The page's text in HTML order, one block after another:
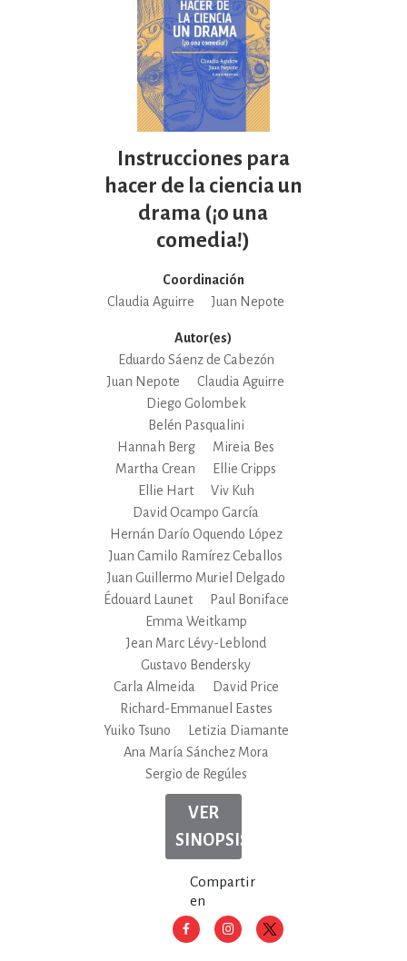
Instrucciones para
hacer de la ciencia un
drama (¡o una
comedia!)
Coordinación
Claudia Aguirre
Juan Nepote
Autor(es)
Eduardo Sáenz de Cabezón
Juan Nepote
Claudia Aguirre
Diego Golombek
Belén Pasqualini
Hannah Berg
Mireia Bes
Martha Crean
Ellie Cripps
Ellie Hart
Viv Kuh
David Ocampo García
Hernán Darío Oquendo López
Juan Camilo Ramírez Ceballos
Juan Guillermo Muriel Delgado
Édouard Launet
Paul Boniface
Emma Weitkamp
Jean Marc Lévy-Leblond
Gustavo Bendersky
Carla Almeida
David Price
Richard-Emmanuel Eastes
Yuiko Tsuno
Letizia Diamante
Ana María Sánchez Mora
Sergio de Regúles
VER
SINOPSIS
Compartir
en